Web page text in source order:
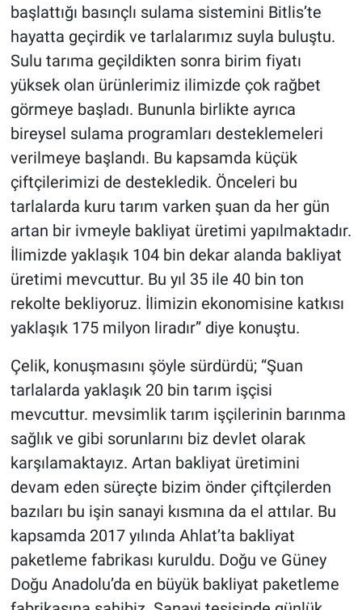
başlattığı basınçlı sulama sistemini Bitlis’te
hayatta geçirdik ve tarlalarımız suyla buluştu.
Sulu tarıma geçildikten sonra birim fiyatı
yüksek olan ürünlerimiz ilimizde çok rağbet
görmeye başladı. Bununla birlikte ayrıca
bireysel sulama programları desteklemeleri
verilmeye başlandı. Bu kapsamda küçük
çiftçilerimizi de destekledik. Önceleri bu
tarlalarda kuru tarım varken şuan da her gün
artan bir ivmeyle bakliyat üretimi yapılmaktadır.
İlimizde yaklaşık 104 bin dekar alanda bakliyat
üretimi mevcuttur. Bu yıl 35 ile 40 bin ton
rekolte bekliyoruz. İlimizin ekonomisine katkısı
yaklaşık 175 milyon liradır” diye konuştu.
Çelik, konuşmasını şöyle sürdürdü; “Şuan
tarlalarda yaklaşık 20 bin tarım işçisi
mevcuttur. mevsimlik tarım işçilerinin barınma
sağlık ve gibi sorunlarını biz devlet olarak
karşılamaktayız. Artan bakliyat üretimini
devam eden süreçte bizim önder çiftçilerden
bazıları bu işin sanayi kısmına da el attılar. Bu
kapsamda 2017 yılında Ahlat’ta bakliyat
paketleme fabrikası kuruldu. Doğu ve Güney
Doğu Anadolu’da en büyük bakliyat paketleme